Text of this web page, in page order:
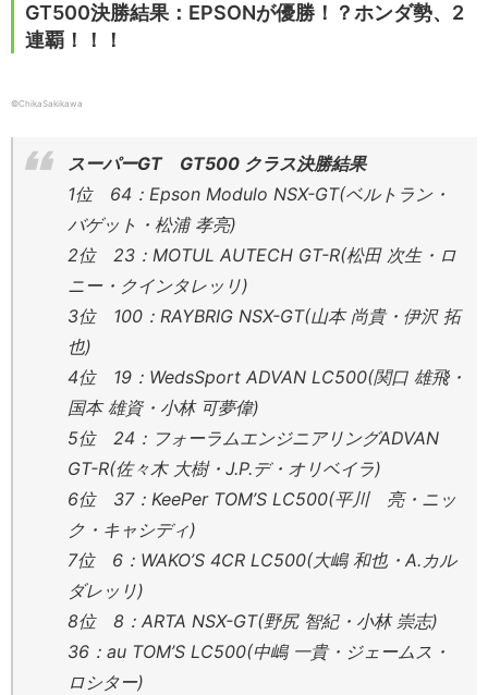
GT500決勝結果：EPSONが優勝！？ホンダ勢、2
連覇！！！
©ChikaSakikawa
スーパーGT GT500 クラス決勝結果
1位 64：Epson Modulo NSX-GT(ベルトラン・
バゲット・松浦 孝亮)
2位 23：MOTUL AUTECH GT-R(松田 次生・ロ
ニー・クインタレッリ)
3位 100：RAYBRIG NSX-GT(山本 尚貴・伊沢 拓
也)
4位 19：WedsSport ADVAN LC500(関口 雄飛・
国本 雄資・小林 可夢偉)
5位 24：フォーラムエンジニアリングADVAN
GT-R(佐々木 大樹・J.P.デ・オリベイラ)
6位 37：KeePer TOM’S LC500(平川 亮・ニッ
ク・キャシディ)
7位 6：WAKO’S 4CR LC500(大嶋 和也・A.カル
ダレッリ)
8位 8：ARTA NSX-GT(野尻 智紀・小林 崇志)
36：au TOM’S LC500(中嶋 一貴・ジェームス・
ロシター)